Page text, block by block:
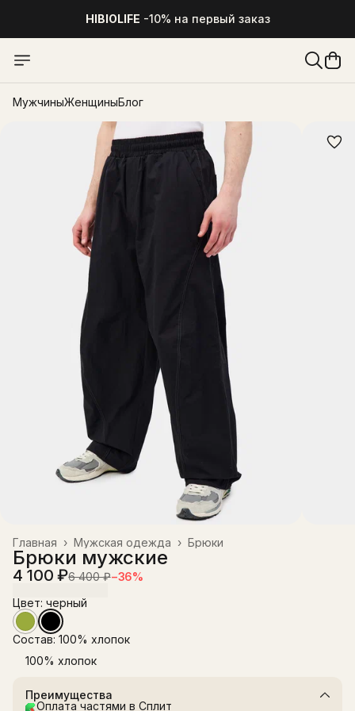
HIBIOLIFE -10% на первый заказ
МужчиныЖенщиныБлог
Брюки
Мужская одежда ›
Главная ›
Брюки мужские
4 100 ₽6 400 ₽−36%
Цвет: черный
Состав: 100% хлопок
100% хлопок
Преимущества
Оплата частями в Сплит